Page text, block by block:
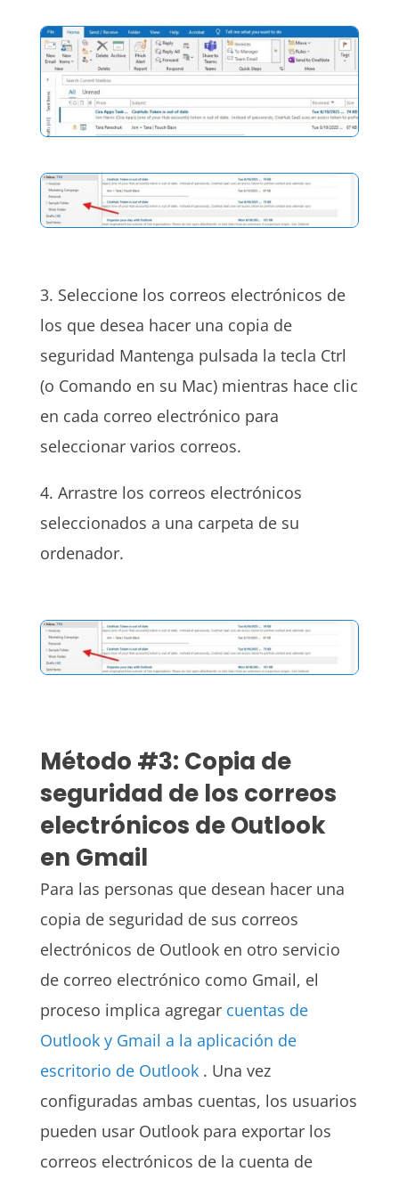
3. Seleccione los correos electrónicos de
los que desea hacer una copia de
seguridad Mantenga pulsada la tecla Ctrl
(o Comando en su Mac) mientras hace clic
en cada correo electrónico para
seleccionar varios correos.
4. Arrastre los correos electrónicos
seleccionados a una carpeta de su
ordenador.
Método #3: Copia de
seguridad de los correos
electrónicos de Outlook
en Gmail
Para las personas que desean hacer una
copia de seguridad de sus correos
electrónicos de Outlook en otro servicio
de correo electrónico como Gmail, el
proceso implica agregar cuentas de
Outlook y Gmail a la aplicación de
escritorio de Outlook. Una vez
configuradas ambas cuentas, los usuarios
pueden usar Outlook para exportar los
correos electrónicos de la cuenta de